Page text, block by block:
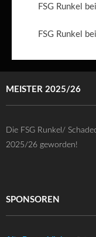
FSG Runkel
FSG Runkel
MEISTER 2025/26
Die FSG Runkel/
2025/26 geworden!
SPONSOREN